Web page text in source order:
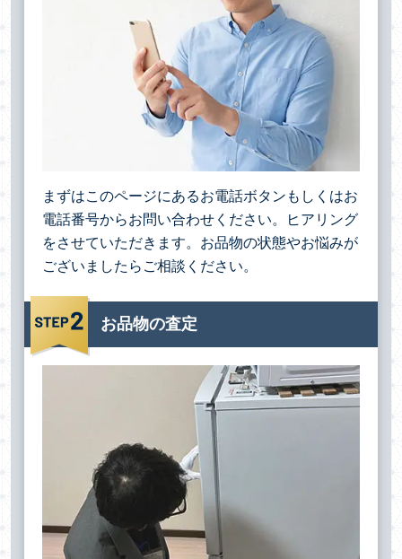
まずはこのページにあるお電話ボタンもしくはお
電話番号からお問い合わせください。ヒアリング
をさせていただきます。お品物の状態やお悩みが
ございましたらご相談ください。
お品物の査定